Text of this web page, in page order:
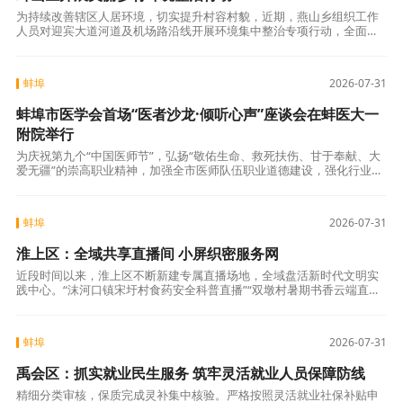
为持续改善辖区人居环境，切实提升村容村貌，近期，燕山乡组织工作
人员对迎宾大道河道及机场路沿线开展环境集中整治专项行动，全面清
2026-07-31
蚌埠
蚌埠市医学会首场“医者沙龙·倾听心声”座谈会在蚌医大一
附院举行
为庆祝第九个“中国医师节”，弘扬“敬佑生命、救死扶伤、甘于奉献、大
爱无疆”的崇高职业精神，加强全市医师队伍职业道德建设，强化行业自
2026-07-31
蚌埠
淮上区：全域共享直播间 小屏织密服务网
近段时间以来，淮上区不断新建专属直播场地，全域盘活新时代文明实
践中心。“沫河口镇宋圩村食药安全科普直播”“双墩村暑期书香云端直播”
2026-07-31
蚌埠
禹会区：抓实就业民生服务 筑牢灵活就业人员保障防线
精细分类审核，保质完成灵补集中核验。严格按照灵活就业社保补贴申